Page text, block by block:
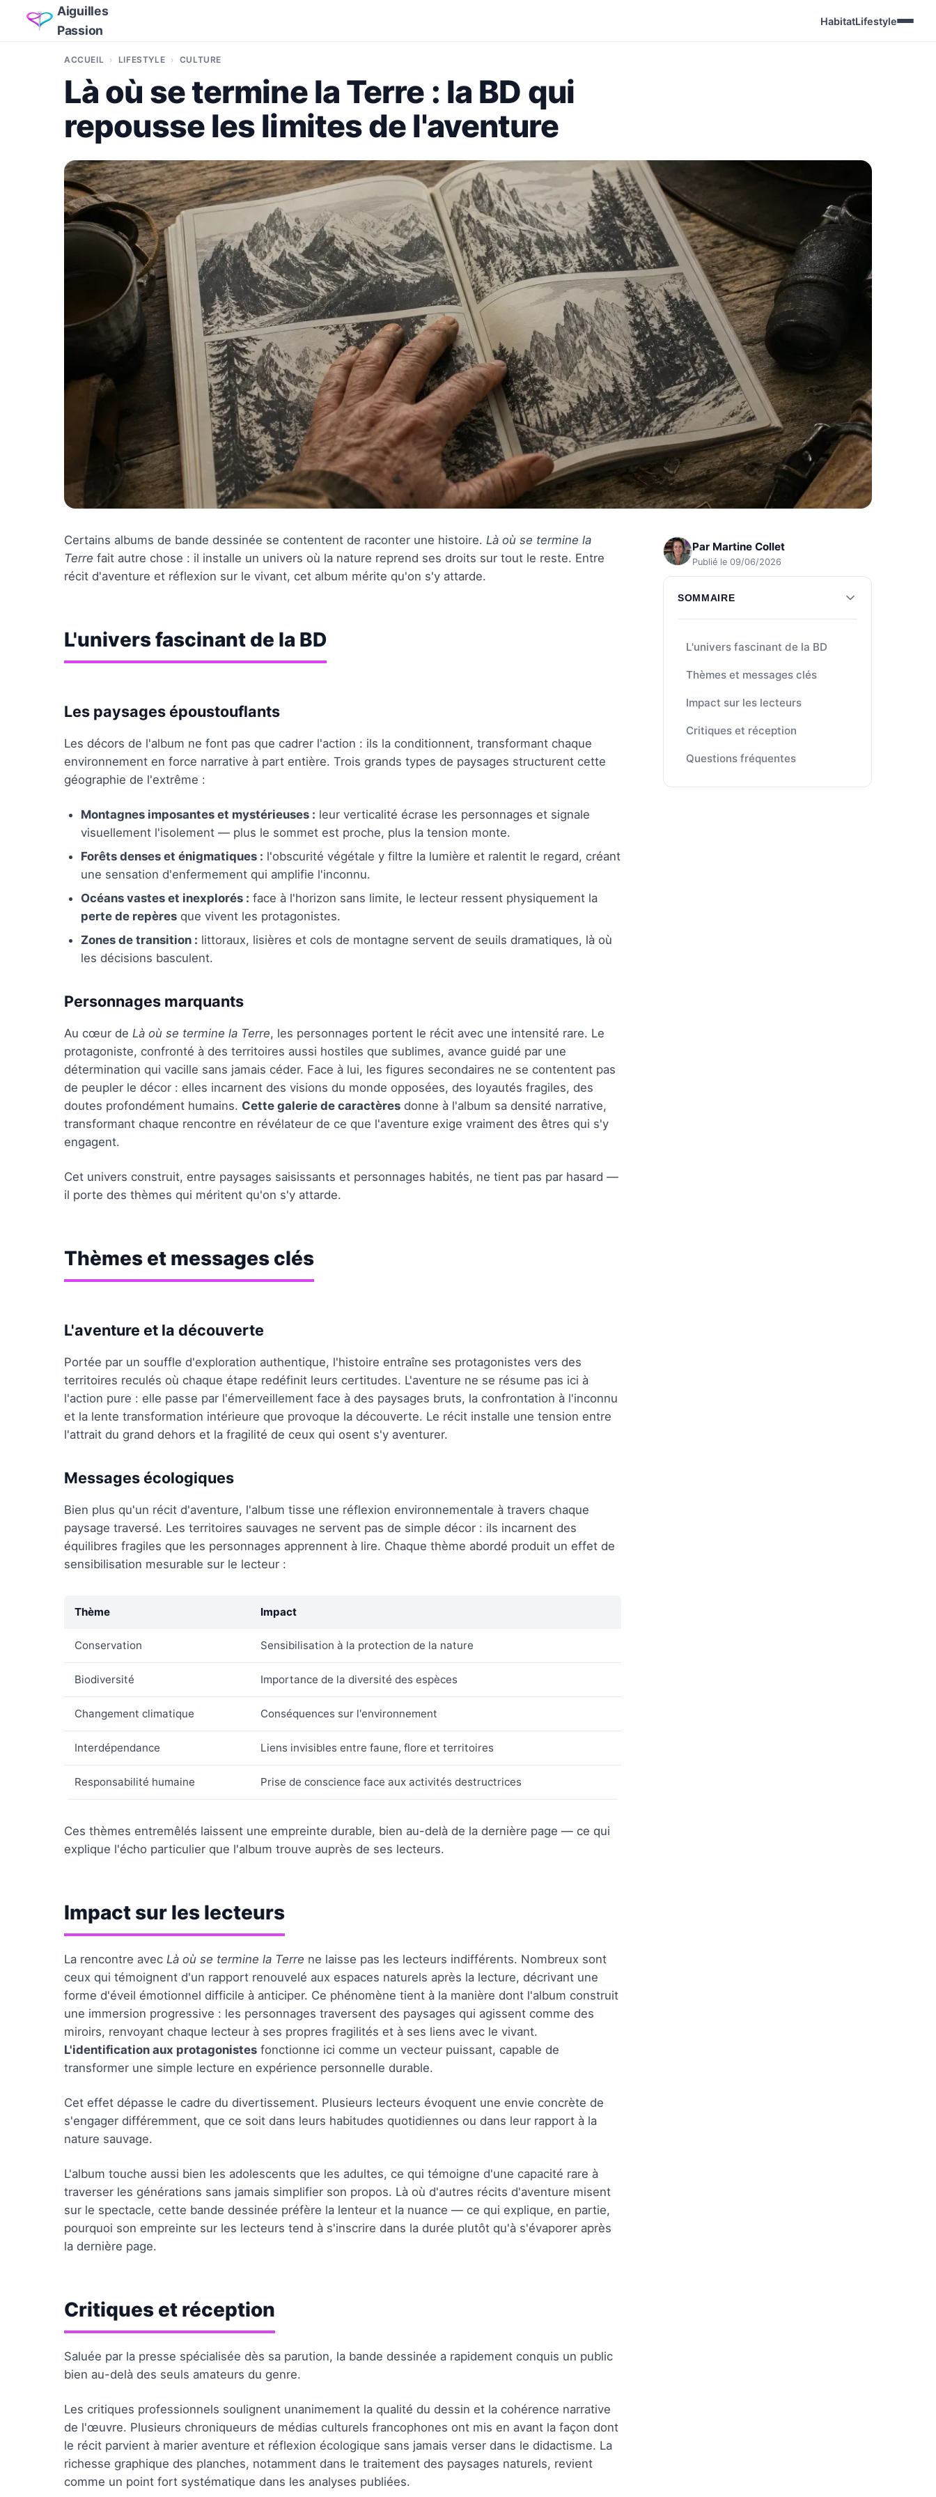
Aiguilles
Passion
HabitatLifestyle
ACCUEIL LIFESTYLE CULTURE
Là où se termine la Terre : la BD qui
repousse les limites de l'aventure
Par Martine Collet
Publié le 09/06/2026
SOMMAIRE
L'univers fascinant de la BD
Thèmes et messages clés
Impact sur les lecteurs
Critiques et réception
Questions fréquentes
Certains albums de bande dessinée se contentent de raconter une histoire. Là où se termine la
Terre fait autre chose : il installe un univers où la nature reprend ses droits sur tout le reste. Entre
récit d'aventure et réflexion sur le vivant, cet album mérite qu'on s'y attarde.
L'univers fascinant de la BD
Les paysages époustouflants
Les décors de l'album ne font pas que cadrer l'action : ils la conditionnent, transformant chaque
environnement en force narrative à part entière. Trois grands types de paysages structurent cette
géographie de l'extrême :
Montagnes imposantes et mystérieuses : leur verticalité écrase les personnages et signale
visuellement l'isolement — plus le sommet est proche, plus la tension monte.
Forêts denses et énigmatiques : l'obscurité végétale y filtre la lumière et ralentit le regard, créant
une sensation d'enfermement qui amplifie l'inconnu.
Océans vastes et inexplorés : face à l'horizon sans limite, le lecteur ressent physiquement la
perte de repères que vivent les protagonistes.
Zones de transition : littoraux, lisières et cols de montagne servent de seuils dramatiques, là où
les décisions basculent.
Personnages marquants
Au cœur de Là où se termine la Terre, les personnages portent le récit avec une intensité rare. Le
protagoniste, confronté à des territoires aussi hostiles que sublimes, avance guidé par une
détermination qui vacille sans jamais céder. Face à lui, les figures secondaires ne se contentent pas
de peupler le décor : elles incarnent des visions du monde opposées, des loyautés fragiles, des
doutes profondément humains. Cette galerie de caractères donne à l'album sa densité narrative,
transformant chaque rencontre en révélateur de ce que l'aventure exige vraiment des êtres qui s'y
engagent.
Cet univers construit, entre paysages saisissants et personnages habités, ne tient pas par hasard —
il porte des thèmes qui méritent qu'on s'y attarde.
Thèmes et messages clés
L'aventure et la découverte
Portée par un souffle d'exploration authentique, l'histoire entraîne ses protagonistes vers des
territoires reculés où chaque étape redéfinit leurs certitudes. L'aventure ne se résume pas ici à
l'action pure : elle passe par l'émerveillement face à des paysages bruts, la confrontation à l'inconnu
et la lente transformation intérieure que provoque la découverte. Le récit installe une tension entre
l'attrait du grand dehors et la fragilité de ceux qui osent s'y aventurer.
Messages écologiques
Bien plus qu'un récit d'aventure, l'album tisse une réflexion environnementale à travers chaque
paysage traversé. Les territoires sauvages ne servent pas de simple décor : ils incarnent des
équilibres fragiles que les personnages apprennent à lire. Chaque thème abordé produit un effet de
sensibilisation mesurable sur le lecteur :
Thème Impact
Conservation Sensibilisation à la protection de la nature
Biodiversité Importance de la diversité des espèces
Changement climatique Conséquences sur l'environnement
Interdépendance Liens invisibles entre faune, flore et territoires
Responsabilité humaine Prise de conscience face aux activités destructrices
Ces thèmes entremêlés laissent une empreinte durable, bien au-delà de la dernière page — ce qui
explique l'écho particulier que l'album trouve auprès de ses lecteurs.
Impact sur les lecteurs
La rencontre avec Là où se termine la Terre ne laisse pas les lecteurs indifférents. Nombreux sont
ceux qui témoignent d'un rapport renouvelé aux espaces naturels après la lecture, décrivant une
forme d'éveil émotionnel difficile à anticiper. Ce phénomène tient à la manière dont l'album construit
une immersion progressive : les personnages traversent des paysages qui agissent comme des
miroirs, renvoyant chaque lecteur à ses propres fragilités et à ses liens avec le vivant.
L'identification aux protagonistes fonctionne ici comme un vecteur puissant, capable de
transformer une simple lecture en expérience personnelle durable.
Cet effet dépasse le cadre du divertissement. Plusieurs lecteurs évoquent une envie concrète de
s'engager différemment, que ce soit dans leurs habitudes quotidiennes ou dans leur rapport à la
nature sauvage.
L'album touche aussi bien les adolescents que les adultes, ce qui témoigne d'une capacité rare à
traverser les générations sans jamais simplifier son propos. Là où d'autres récits d'aventure misent
sur le spectacle, cette bande dessinée préfère la lenteur et la nuance — ce qui explique, en partie,
pourquoi son empreinte sur les lecteurs tend à s'inscrire dans la durée plutôt qu'à s'évaporer après
la dernière page.
Critiques et réception
Saluée par la presse spécialisée dès sa parution, la bande dessinée a rapidement conquis un public
bien au-delà des seuls amateurs du genre.
Les critiques professionnels soulignent unanimement la qualité du dessin et la cohérence narrative
de l'œuvre. Plusieurs chroniqueurs de médias culturels francophones ont mis en avant la façon dont
le récit parvient à marier aventure et réflexion écologique sans jamais verser dans le didactisme. La
richesse graphique des planches, notamment dans le traitement des paysages naturels, revient
comme un point fort systématique dans les analyses publiées.